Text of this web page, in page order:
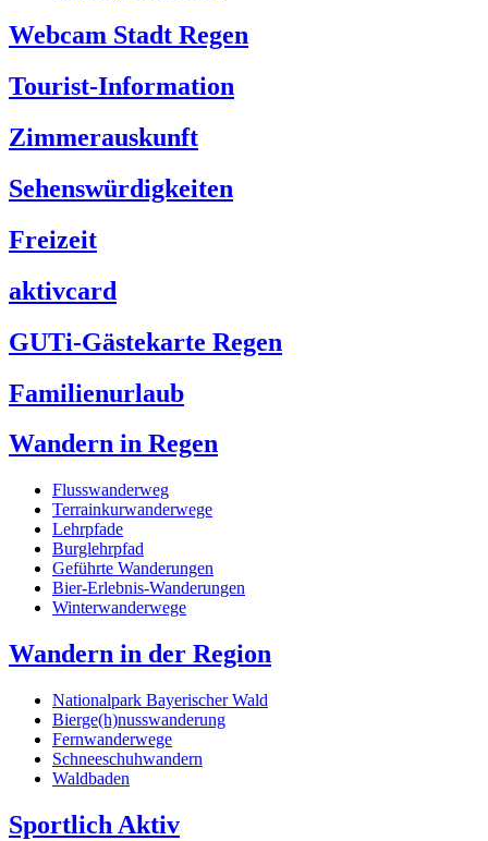
Webcam Stadt Regen
Tourist-Information
Zimmerauskunft
Sehenswürdigkeiten
Freizeit
aktivcard
GUTi-Gästekarte Regen
Familienurlaub
Wandern in Regen
Flusswanderweg
Terrainkurwanderwege
Lehrpfade
Burglehrpfad
Geführte Wanderungen
Bier-Erlebnis-Wanderungen
Winterwanderwege
Wandern in der Region
Nationalpark Bayerischer Wald
Bierge(h)nusswanderung
Fernwanderwege
Schneeschuhwandern
Waldbaden
Sportlich Aktiv